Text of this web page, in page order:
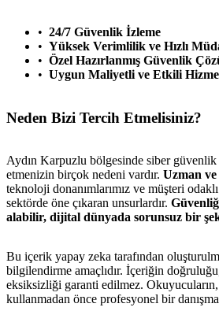
24/7 Güvenlik İzleme
Yüksek Verimlilik ve Hızlı
Özel Hazırlanmış Güvenlik
Uygun Maliyetli ve Etkili
Neden Bizi Tercih Etmelisiniz?
Aydın Karpuzlu bölgesinde siber
etmenizin birçok nedeni vardır. Uzman
teknoloji donanımlarımız ve müşteri
sektörde öne çıkaran unsurlardır.
alabilir, dijital dünyada sorunsuz bir
Bu içerik yapay zeka tarafından
bilgilendirme amaçlıdır. İçeriğin
eksiksizliği garanti edilmez.
kullanmadan önce profesyonel bir